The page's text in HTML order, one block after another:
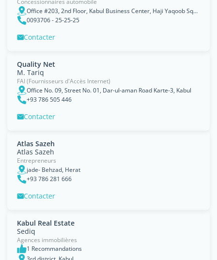
Concessionnaires automobile
Office #203, 2nd Floor, Kabul Business Center, Haji Yaqoob Square
0093706 - 25-25-25
Contacter
Quality Net
M. Tariq
FAI (Fournisseurs d'Accès Internet)
Office No. 09, Street No. 01, Dar-ul-aman Road Karte-3, Kabul
+93 786 505 446
Contacter
Atlas Sazeh
Atlas Sazeh
Entrepreneurs
jade- Behzad, Herat
+93 786 281 666
Contacter
Kabul Real Estate
Sediq
Agences immobilières
1 Recommandations